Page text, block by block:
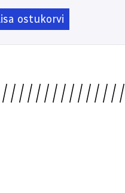
Lisatuled,
TH-HW0001-2
ostukorvi